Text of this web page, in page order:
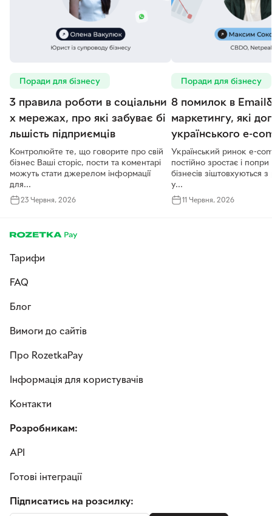
Поради для бізнесу
3 правила роботи в соціальни
х мережах, про які забуває бі
льшість підприємців
Контролюйте те, що говорите про свій
бізнес Ваші сторіс, пости та коментарі
можуть стати джерелом інформації
для...
23 Червня, 2026
Поради для бізнесу
8 помилок в
маркетингу, які
українського e-
Український ринок e-
постійно зростає і
бізнесів зіштовхуються
у...
11 Червня, 2026
Тарифи
FAQ
Блог
Вимоги до сайтів
Про RozetkaPay
Інформація для користувачів
Контакти
Розробникам:
API
Готові інтеграції
Підписатись на розсилку: